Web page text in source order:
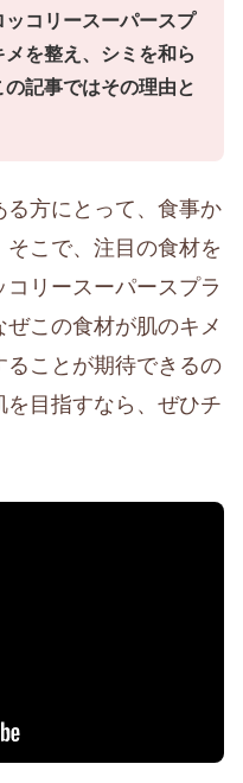
コリースーパースプ
を整え、シミを和ら
記事ではその理由と
方にとって、食事か
こで、注目の食材を
リースーパースプラ
この食材が肌のキメ
ることが期待できるの
目指すなら、ぜひチ